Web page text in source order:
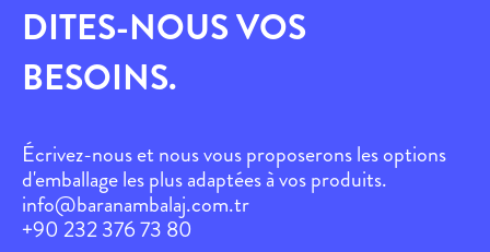
DITES-NOUS VOS
BESOINS.
Écrivez-nous et nous vous proposerons les options
d'emballage les plus adaptées à vos produits.
info@baranambalaj.com.tr
+90 232 376 73 80